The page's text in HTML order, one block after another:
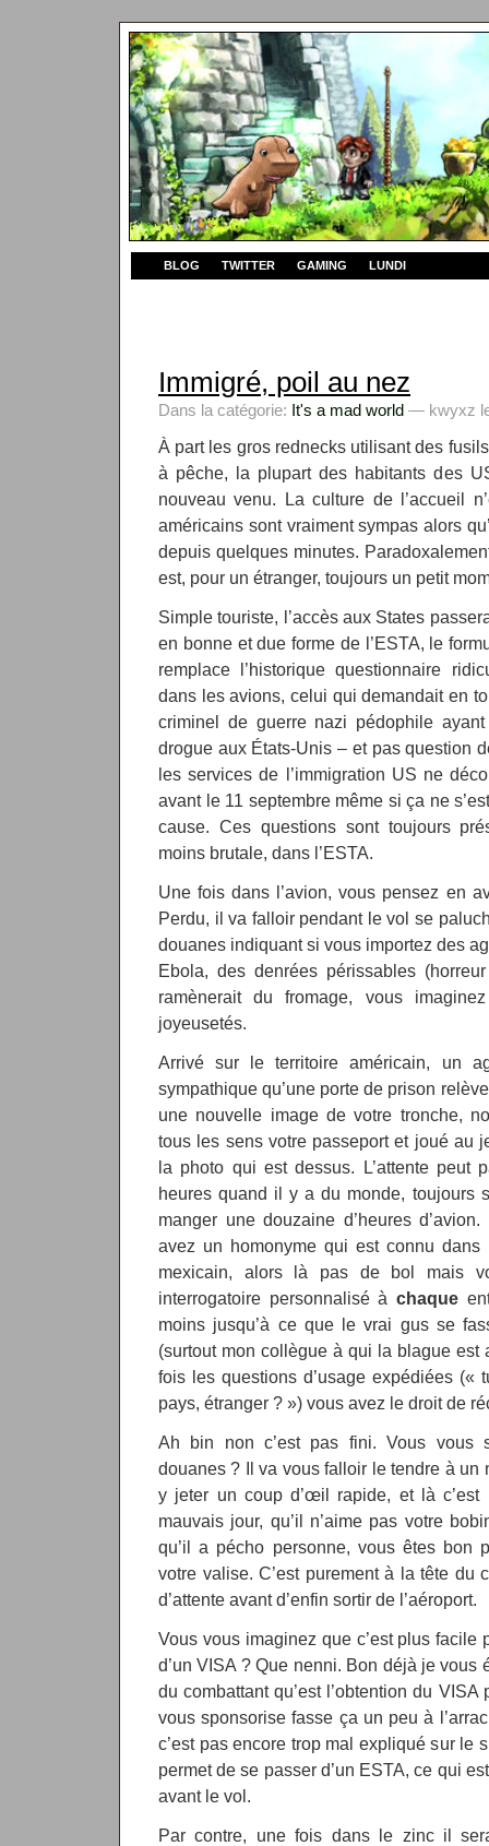
BLOG TWITTER GAMING LUNDI
Immigré, poil au nez
Dans la catégorie: It's a mad world — kwyxz
À part les gros rednecks utilisant des
à pêche, la plupart des habitants des
nouveau venu. La culture de l’accueil
américains sont vraiment sympas alors
depuis quelques minutes.
est, pour un étranger, toujours un petit
Simple touriste, l’accès aux States
en bonne et due forme de l’ESTA, le
remplace l’historique questionnaire
dans les avions, celui qui demandait en
criminel de guerre nazi pédophile
drogue aux États-Unis – et pas question
les services de l’immigration US ne
avant le 11 septembre même si ça ne
cause. Ces questions sont toujours
moins brutale, dans l’ESTA.
Une fois dans l’avion, vous pensez en
Perdu, il va falloir pendant le vol se
douanes indiquant si vous importez des
Ebola, des denrées périssables
ramènerait du fromage, vous
joyeusetés.
Arrivé sur le territoire américain, un
sympathique qu’une porte de prison
une nouvelle image de votre tronche,
tous les sens votre passeport et joué au
la photo qui est dessus. L’attente peut
heures quand il y a du monde, toujours
manger une douzaine d’heures
avez un homonyme qui est connu
mexicain, alors là pas de bol mais
interrogatoire personnalisé à chaque
moins jusqu’à ce que le vrai gus se
(surtout mon collègue à qui la blague est
fois les questions d’usage expédiées («
pays, étranger ? ») vous avez le droit de
Ah bin non c’est pas fini. Vous vous
douanes ? Il va vous falloir le tendre à un
y jeter un coup d’œil rapide, et là c’est
mauvais jour, qu’il n’aime pas votre
qu’il a pécho personne, vous êtes bon
votre valise. C’est purement à la tête du
d’attente avant d’enfin sortir de l’aéroport.
Vous vous imaginez que c’est plus facile
d’un VISA ? Que nenni. Bon déjà je vous
du combattant qu’est l’obtention du
vous sponsorise fasse ça un peu à
c’est pas encore trop mal expliqué sur le
permet de se passer d’un ESTA, ce qui
avant le vol.
Par contre, une fois dans le zinc il